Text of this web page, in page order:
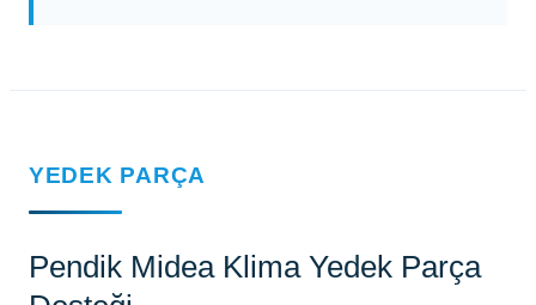
YEDEK PARÇA
Pendik Midea Klima Yedek Parça